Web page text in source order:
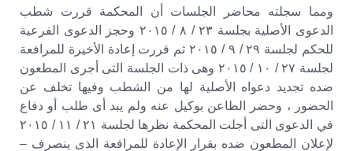
ومما سجلته محاضر الجلسات أن المحكمة قررت شطب
الدعوى الأصلية بجلسة ٢٣ / ٨ / ٢٠١٥ وحجز الدعوى الفرعية
للحكم لجلسة ٢٩ / ٩ / ٢٠١٥ ثم قررت إعادة الأخيرة للمرافعة
لجلسة ٢٧ / ١٠ / ٢٠١٥ وهى ذات الجلسة التى أجرى المطعون
ضده تجديد دعواه الأصلية لها من الشطب وفيها تخلف عن
الحضور ، وحضر الطاعن بوكيل عنه ولم يبد أى طلب أو دفاع
في الدعوى التى أجلت المحكمة نظرها لجلسة ٢١ / ١١ / ٢٠١٥
لإعلان المطعون ضده بقرار الإعادة للمرافعة الذى ينصرف –